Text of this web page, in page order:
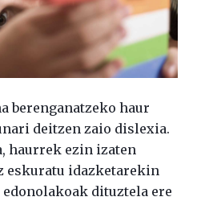
berenganatzeko haur
deitzen zaio dislexia.
haurrek ezin izaten
eskuratu idazketarekin
dituztela ere